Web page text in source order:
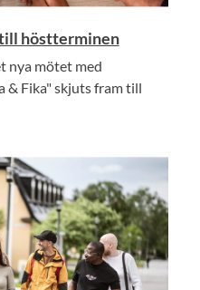
till höstterminen
nya mötet med
& Fika" skjuts fram till